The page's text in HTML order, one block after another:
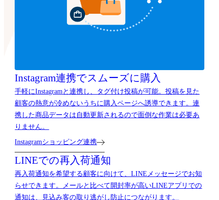
Instagram連携でスムーズに購入
手軽にInstagramと連携し、タグ付け投稿が可能。投稿を見た
顧客の熱意が冷めないうちに購入ページへ誘導できます。連
携した商品データは自動更新されるので面倒な作業は必要あ
りません。
Instagramショッピング連携
LINEでの再入荷通知
再入荷通知を希望する顧客に向けて、LINEメッセージでお知
らせできます。メールと比べて開封率が高いLINEアプリでの
通知は、見込み客の取り逃がし防止につながります。